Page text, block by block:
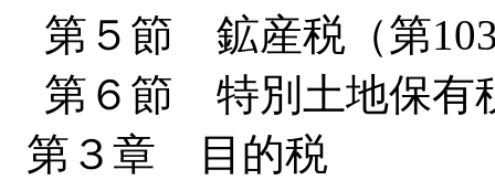
第５節 鉱産税（第
第６節 特別土地保有
第３章 目的税